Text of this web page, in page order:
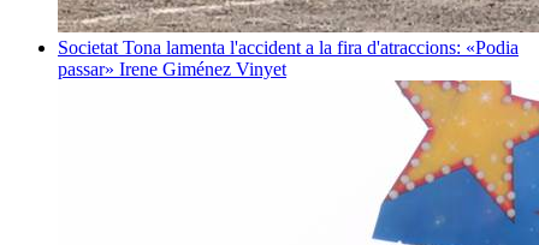
Societat Tona lamenta l'accident a la fira d'atraccions: «Podia
passar» Irene Giménez Vinyet